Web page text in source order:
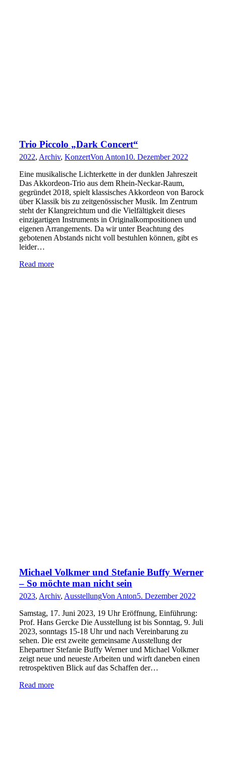
Trio Piccolo „Dark Concert“
2022, Archiv, KonzertVon Anton10. Dezember 2022
Eine musikalische Lichterkette in der dunklen Jahreszeit
Das Akkordeon-Trio aus dem Rhein-Neckar-Raum,
gegründet 2018, spielt klassisches Akkordeon von Barock
über Klassik bis zu zeitgenössischer Musik. Im Zentrum
steht der Klangreichtum und die Vielfältigkeit dieses
einzigartigen Instruments in Originalkompositionen und
eigenen Arrangements. Da wir unter Beachtung des
gebotenen Abstands nicht voll bestuhlen können, gibt es
leider…
Read more
Michael Volkmer und Stefanie Buffy Werner
– So möchte man nicht sein
2023, Archiv, AusstellungVon Anton5. Dezember 2022
Samstag, 17. Juni 2023, 19 Uhr Eröffnung, Einführung:
Prof. Hans Gercke Die Ausstellung ist bis Sonntag, 9. Juli
2023, sonntags 15-18 Uhr und nach Vereinbarung zu
sehen. Die erst zweite gemeinsame Ausstellung der
Ehepartner Stefanie Buffy Werner und Michael Volkmer
zeigt neue und neueste Arbeiten und wirft daneben einen
retrospektiven Blick auf das Schaffen der…
Read more